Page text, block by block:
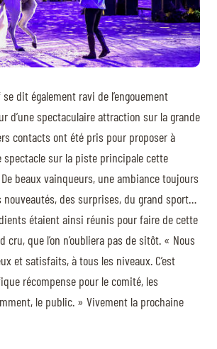
dit également ravi de l’engouement
d’une spectaculaire attraction sur la grande
contacts ont été pris pour proposer à
spectacle sur la piste principale cette
beaux vainqueurs, une ambiance toujours
nouveautés, des surprises, du grand sport…
étaient ainsi réunis pour faire de cette
cru, que l’on n’oubliera pas de sitôt. « Nous
et satisfaits, à tous les niveaux. C’est
récompense pour le comité, les
le public. » Vivement la prochaine